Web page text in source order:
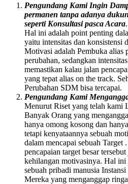
Pengundang Kami Ingin
permanen tanpa adanya
seperti Konsultasi pasca Acara.
Hal ini adalah point penting
yaitu intensitas dan konsistensi
Motivasi adalah Pembuka alias
perubahan, sedangkan
memastikan kalau jalan
yang tepat alias on the track.
Perubahan SDM bisa tercapai.
Pengundang Kami
Menurut Riset yang telah kami
Banyak Orang yang
hanya omong kosong dan
tetapi kenyataannya sebuah
dalam mencapai sebuah Target
pencapaian target besar
kehilangan motivasinya. Hal
sebuah pribadi manusia
Mereka yang menganggap